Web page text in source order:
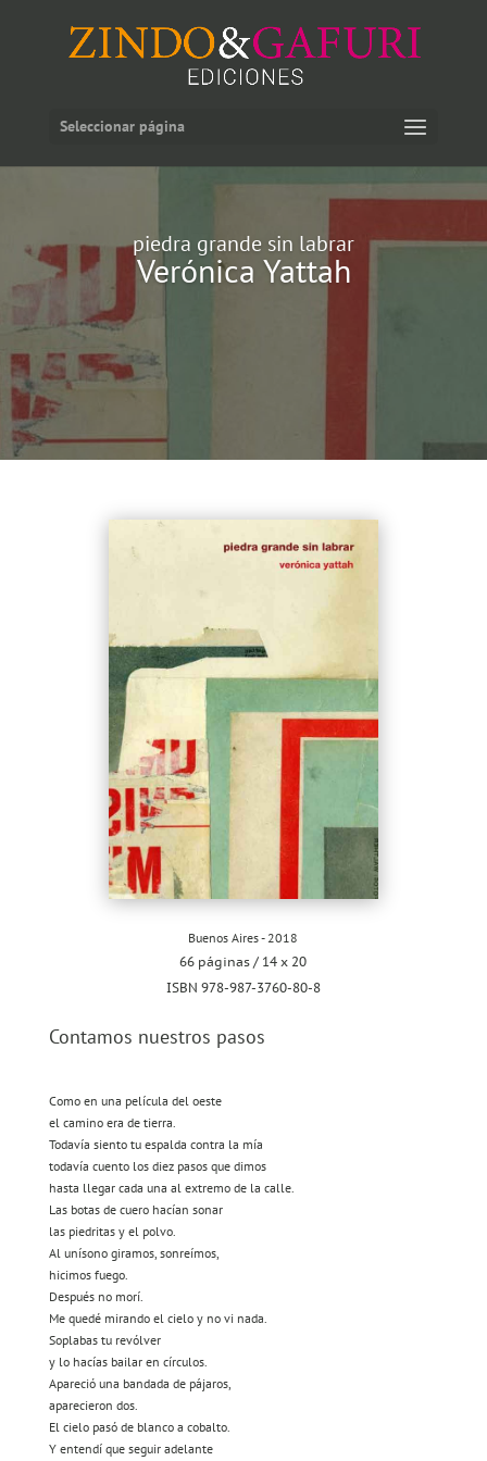
Seleccionar página
piedra grande sin labrar
Verónica Yattah
Buenos Aires - 2018
66 páginas / 14 x 20
ISBN 978-987-3760-80-8
Contamos nuestros pasos
Como en una película del oeste
el camino era de tierra.
Todavía siento tu espalda contra la mía
todavía cuento los diez pasos que dimos
hasta llegar cada una al extremo de la calle.
Las botas de cuero hacían sonar
las piedritas y el polvo.
Al unísono giramos, sonreímos,
hicimos fuego.
Después no morí.
Me quedé mirando el cielo y no vi nada.
Soplabas tu revólver
y lo hacías bailar en círculos.
Apareció una bandada de pájaros,
aparecieron dos.
El cielo pasó de blanco a cobalto.
Y entendí que seguir adelante